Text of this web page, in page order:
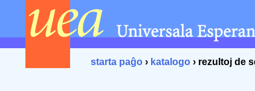
starta paĝo › katalogo › rezultoj de